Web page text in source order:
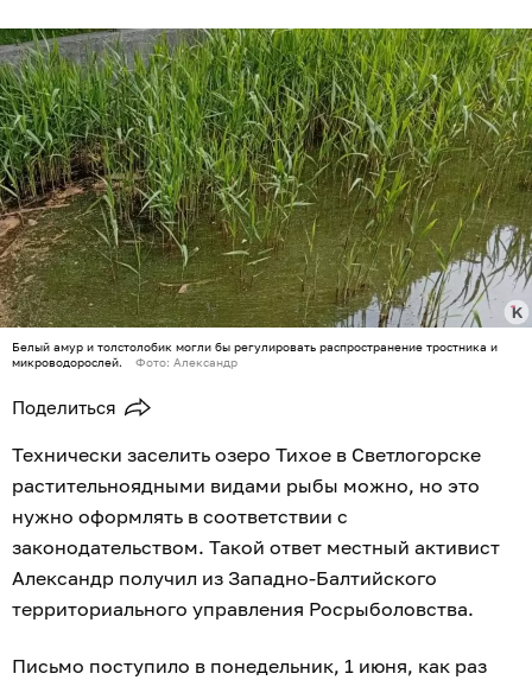
Белый амур и толстолобик могли бы регулировать распространение тростника и
микроводорослей.
Фото: Александр
Поделиться
Технически заселить озеро Тихое в Светлогорске
растительноядными видами рыбы можно, но это
нужно оформлять в соответствии с
законодательством. Такой ответ местный активист
Александр получил из Западно-Балтийского
территориального управления Росрыболовства.
Письмо поступило в понедельник, 1 июня, как раз